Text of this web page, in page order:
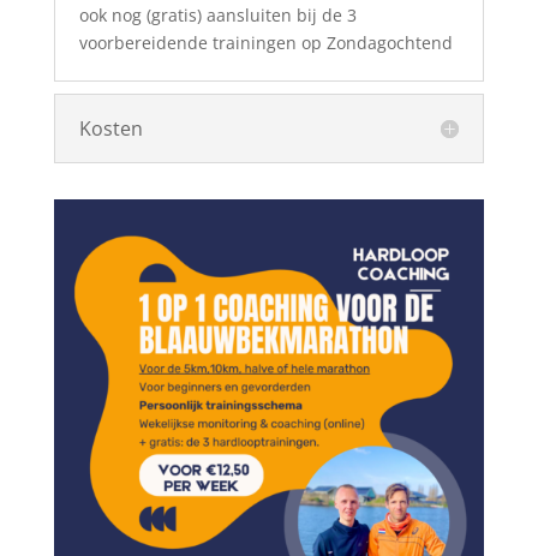
ook nog (gratis) aansluiten bij de 3
voorbereidende trainingen op Zondagochtend
Kosten